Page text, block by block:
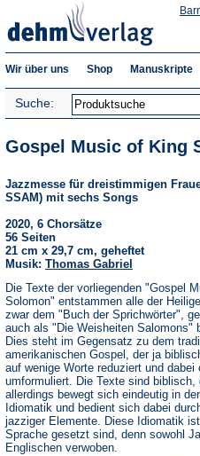
Wir über uns Shop Manuskripte
Suche:
Gospel Music of King
Jazzmesse für dreistimmigen
SSAM) mit sechs Songs
2020, 6 Chorsätze
56 Seiten
21 cm x 29,7 cm, geheftet
Musik: Thomas Gabriel
Die Texte der vorliegenden "Gospel
Solomon" entstammen alle der
zwar dem "Buch der Sprichwörter",
auch als "Die Weisheiten Salomons"
Dies steht im Gegensatz zu dem
amerikanischen Gospel, der ja
auf wenige Worte reduziert und dabei
umformuliert. Die Texte sind biblisch,
allerdings bewegt sich eindeutig in
Idiomatik und bedient sich dabei
jazziger Elemente. Diese Idiomatik
Sprache gesetzt sind, denn sowohl
Englischen verwoben.